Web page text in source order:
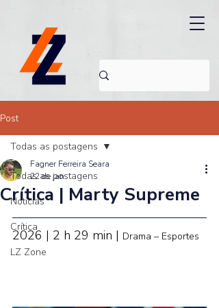
Post
Todas as postagens
Noticias
Crítica
LZ Zone
Todas as postagens
Crítica | Marty Supreme
Fagner Ferreira Seara
22 de jan.
2026 | 2 h 29 min | Drama – Esportes